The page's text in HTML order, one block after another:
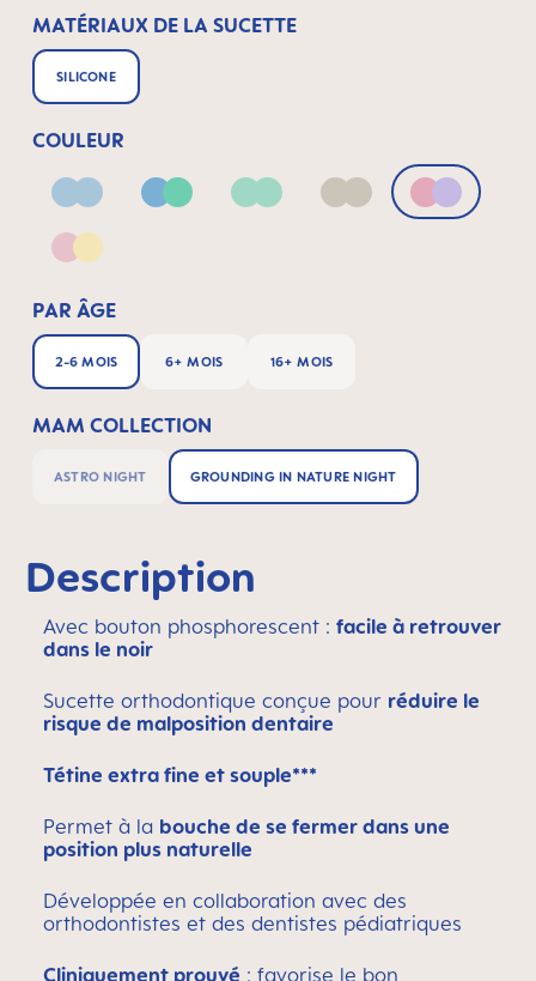
MATÉRIAUX DE LA SUCETTE
SILICONE
COULEUR
Blue Blue & Green
Green Neutral Pink &
Pink & Yellow
PAR ÂGE
2-6 MOIS 6+ MOIS 16+ MOIS
MAM COLLECTION
ASTRO NIGHT GROUNDING IN NATURE NIGHT
Description
Avec bouton phosphorescent : facile à retrouver
dans le noir
Sucette orthodontique conçue pour réduire le
risque de malposition dentaire
Tétine extra fine et souple***
Permet à la bouche de se fermer dans une
position plus naturelle
Développée en collaboration avec des
orthodontistes et des dentistes pédiatriques
Cliniquement prouvé : favorise le bon